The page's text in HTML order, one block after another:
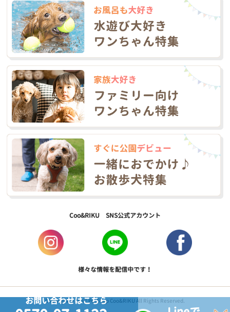
お問い合わせはこちら
Coo&RIKU SNS公式アカウント
様々な情報を配信中です！
Copyright © 2017 PetShop Coo&RIKU All Rights Reserved.